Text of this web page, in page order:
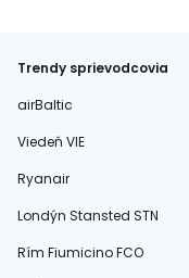
Trendy sprievodcovia
airBaltic
Viedeň VIE
Ryanair
Londýn Stansted STN
Rím Fiumicino FCO